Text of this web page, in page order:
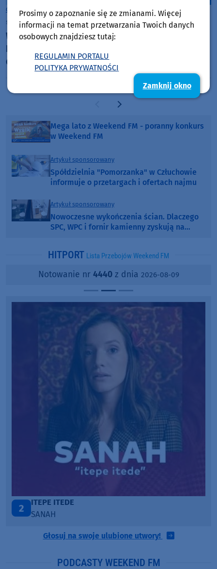
Gmina Więcbork
sobota, 8 sierpnia 2026, 08:30
W sobotę (08.08) w Więcborku najważniejszy
Cyms
Poprzednia strona
Następna strona
Mega lato z Weekend FM - poranny konkurs
w Weekend FM
Artykuł sponsorowany
Spółdzielnia "Pomorzanka" w Człuchowie
informuje o przetargach i ofertach najmu
Artykuł sponsorowany
Nowoczesne wykończenia ścian. Dlaczego
SPC, WPC i fornir kamienny zyskują na
HITPORT Lista Przebojów Weekend FM
Notowanie nr 4440z dnia 2026-08-09
3
ONE CALL AWAY
LOUD LUXURY
Głosuj na swoje ulubione utwory!
PODCASTY WEEKEND FM
Prosimy o zapoznanie się ze zmianami. Więcej
informacji na temat przetwarzania Twoich danych
osobowych znajdziesz tutaj:
REGULAMIN PORTALU
POLITYKA PRYWATNOŚCI
Zamknij okno